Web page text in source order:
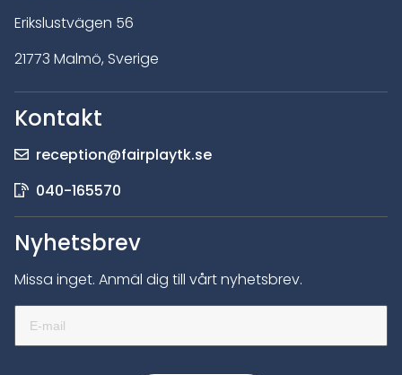
Erikslustvägen 56
21773 Malmö, Sverige
Kontakt
reception@fairplaytk.se
040-165570
Nyhetsbrev
Missa inget. Anmäl dig till vårt nyhetsbrev.